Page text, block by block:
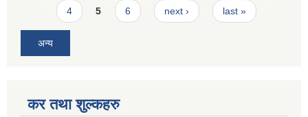
4 5 6 next › last »
अन्य
कर तथा शुल्कहरु